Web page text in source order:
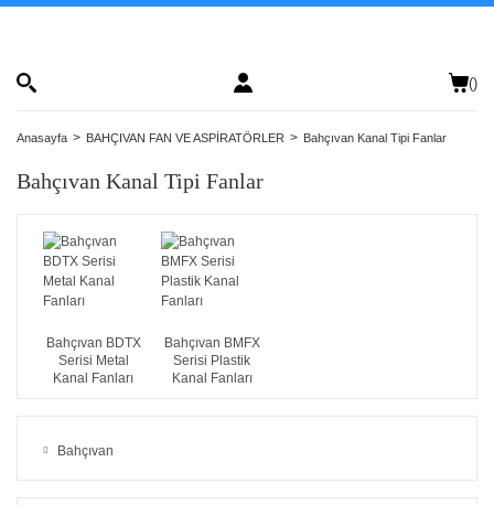
()
Anasayfa BAHÇIVAN FAN VE ASPİRATÖRLER Bahçıvan Kanal Tipi Fanlar
Bahçıvan Kanal Tipi Fanlar
Bahçıvan BDTX
Serisi Metal
Kanal Fanları
Bahçıvan BMFX
Serisi Plastik
Kanal Fanları
Bahçıvan